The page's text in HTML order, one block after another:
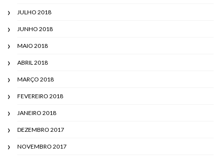
JULHO 2018
JUNHO 2018
MAIO 2018
ABRIL 2018
MARÇO 2018
FEVEREIRO 2018
JANEIRO 2018
DEZEMBRO 2017
NOVEMBRO 2017